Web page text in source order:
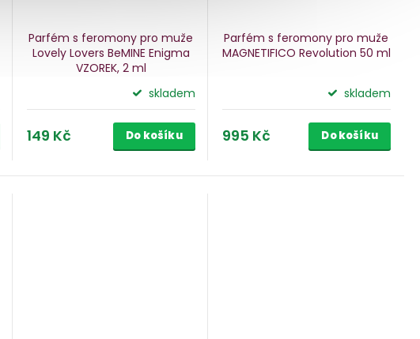
Parfém s feromony pro muže
Lovely Lovers BeMINE Enigma
VZOREK, 2 ml
skladem
149 Kč Do košíku
Parfém s feromony pro muže
MAGNETIFICO Revolution 50 ml
skladem
995 Kč Do košíku